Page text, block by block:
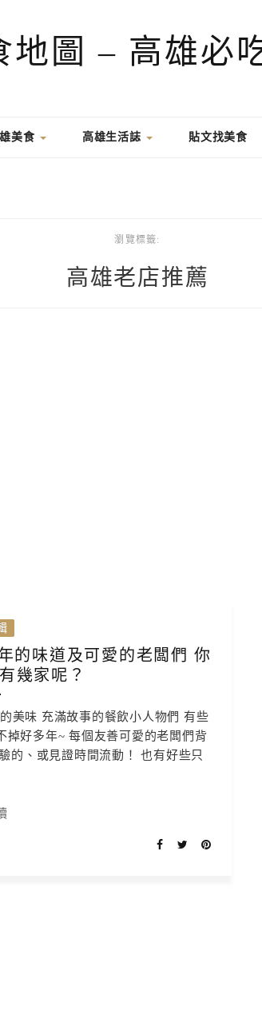
美食 高雄生活誌 貼文找美食
瀏覽標籤:
高雄老店推薦
的味道及可愛的老闆們 你
幾家呢？
美味 充滿故事的餐飲小人物們 有些
掉好多年~ 每個友善可愛的老闆們背
的、或見證時間流動！ 也有好些只